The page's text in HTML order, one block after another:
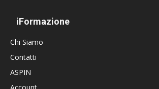
iFormazione
Chi Siamo
Contatti
ASPIN